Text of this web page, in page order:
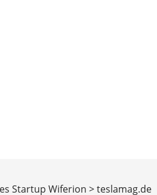
Startup Wiferion > teslamag.de